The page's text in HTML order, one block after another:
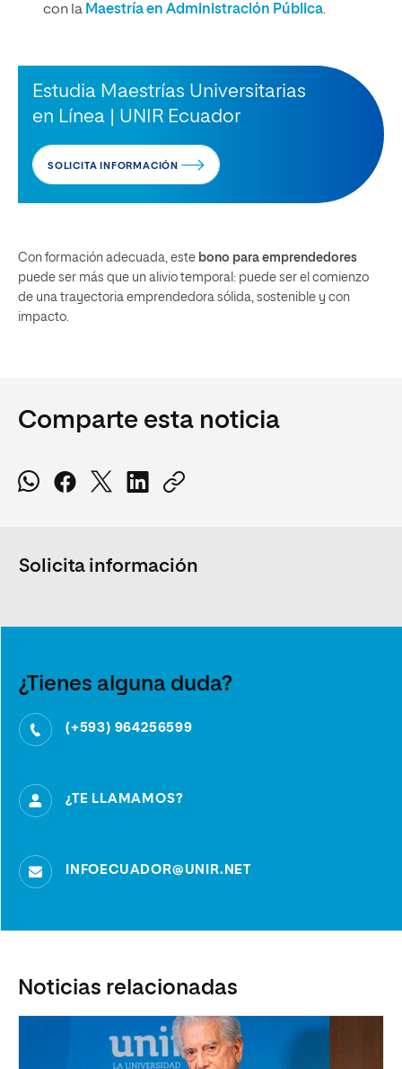
con la Maestría en Administración Pública.
Estudia Maestrías Universitarias
en Línea | UNIR Ecuador
SOLICITA INFORMACIÓN
Con formación adecuada, este bono para emprendedores
puede ser más que un alivio temporal: puede ser el comienzo
de una trayectoria emprendedora sólida, sostenible y con
impacto.
Comparte esta noticia
Solicita información
¿Tienes alguna duda?
(+593) 964256599
¿TE LLAMAMOS?
INFOECUADOR@UNIR.NET
Noticias relacionadas